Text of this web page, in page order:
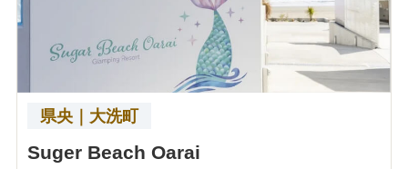
県央｜大洗町
Suger Beach Oarai